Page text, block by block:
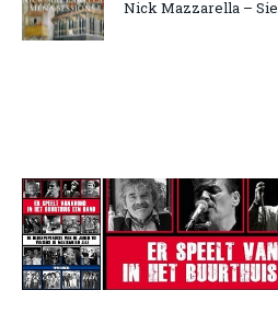
Nick Mazzarella –